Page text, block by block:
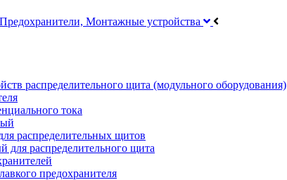
Монтажные устройства
распределительного щита (модульного оборудования)
тока
распределительных щитов
для распределительного щита
предохранителя